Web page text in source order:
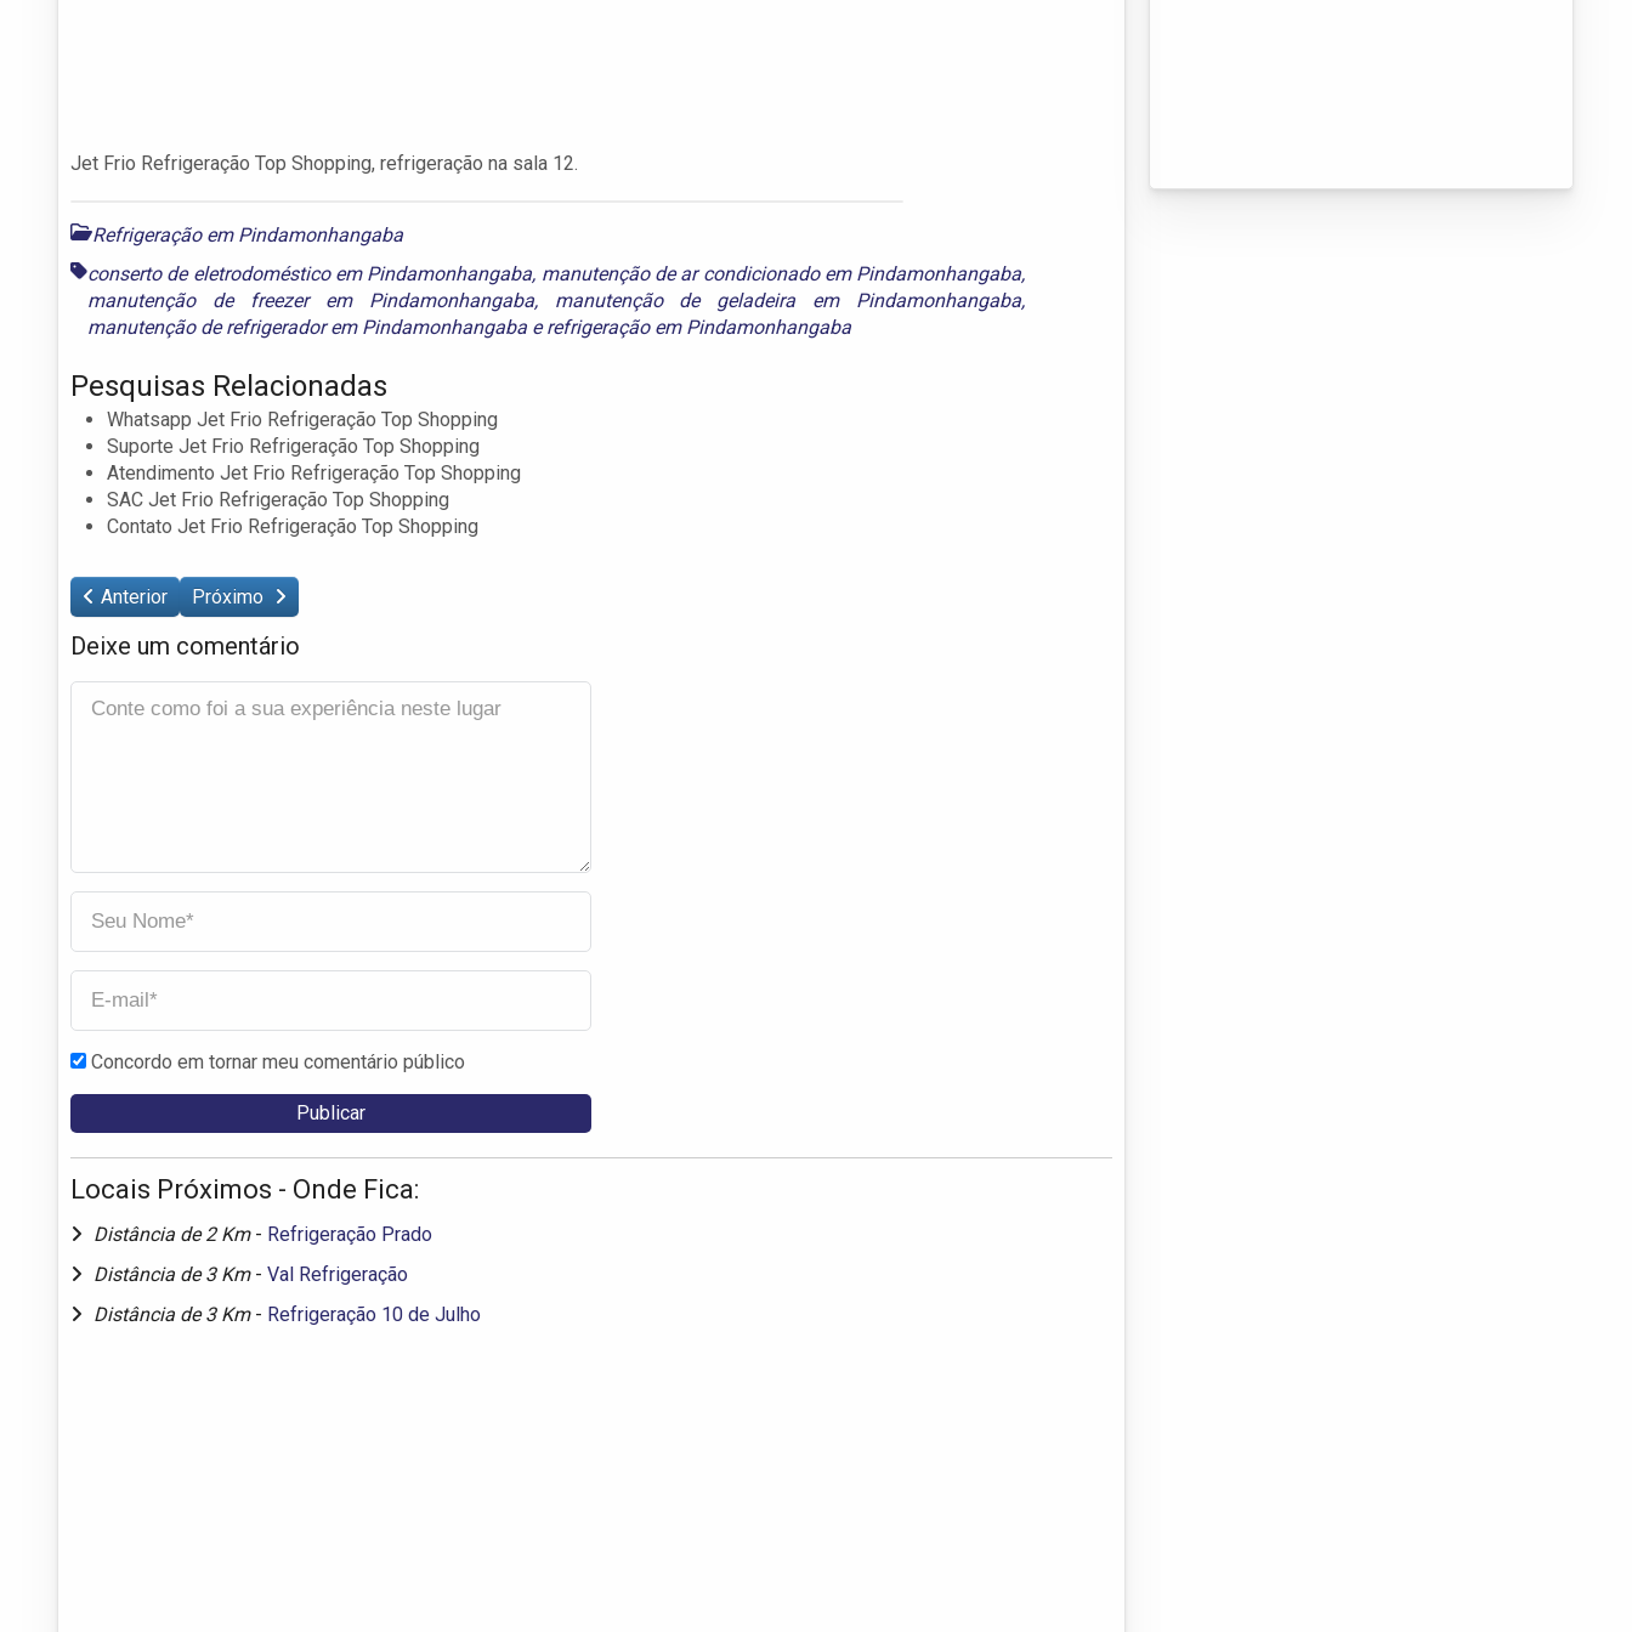
Jet Frio Refrigeração Top Shopping, refrigeração na sala 12.
Refrigeração em Pindamonhangaba
conserto de eletrodoméstico em Pindamonhangaba, manutenção de ar condicionado em Pindamonhangaba,
manutenção de freezer em Pindamonhangaba, manutenção de geladeira em Pindamonhangaba,
manutenção de refrigerador em Pindamonhangaba erefrigeração em Pindamonhangaba
Pesquisas Relacionadas
Whatsapp Jet Frio Refrigeração Top Shopping
Suporte Jet Frio Refrigeração Top Shopping
Atendimento Jet Frio Refrigeração Top Shopping
SAC Jet Frio Refrigeração Top Shopping
Contato Jet Frio Refrigeração Top Shopping
Anterior Próximo
Deixe um comentário
Concordo em tornar meu comentário público
Locais Próximos - Onde Fica:
Distância de 2 Km - Refrigeração Prado
Distância de 3 Km - Val Refrigeração
Distância de 3 Km - Refrigeração 10 de Julho